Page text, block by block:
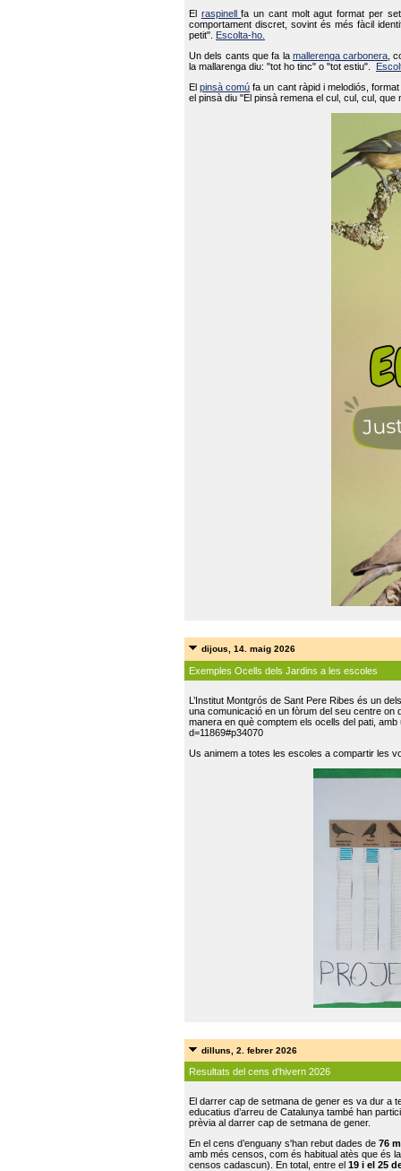
El raspinellfa un cant molt agut format per
comportament discret, sovint és més fàcil
petit".
Escolta-ho.
Un dels cants que fa la mallerenga carbonera ,
la mallarenga diu: "tot ho tinc" o "tot estiu".
Elpinsà comú fa un cant ràpid i melodiós,
el pinsà diu "El pinsà remena el cul, cul, cul,
dijous, 14. maig 2026
Exemples Ocells dels Jardins a les escoles
L’Institut Montgrós de Sant Pere Ribes és un
una comunicació en un fòrum del seu centre on
manera en què comptem els ocells del pati,
d=11869#p34070
Us animem a totes les escoles a compartir les
dilluns, 2. febrer 2026
Resultats del cens d'hivern 2026
El darrer cap de setmana de gener es va dur a
educatius d’arreu de Catalunya també han
prèvia al darrer cap de setmana de gener.
En el cens d’enguany s'han rebut dades de 76
amb més censos, com és habitual atès que és
censos cadascun). En total, entre el 19 i el 25